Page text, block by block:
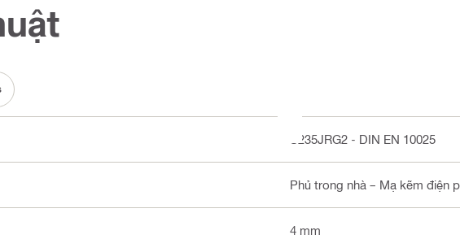
S235JRG2 - DIN EN 10025
Phủ trong nhà – Mạ kẽm điện
4 mm